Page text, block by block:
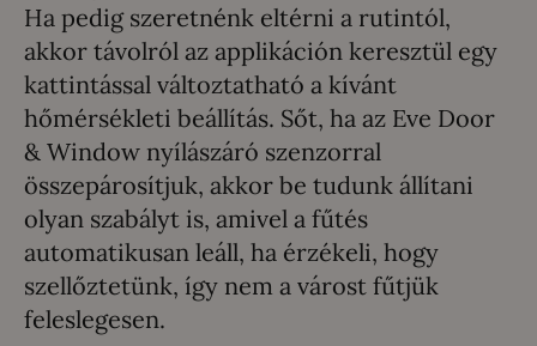
Ha pedig szeretnénk eltérni a rutintól,
akkor távolról az applikáción keresztül egy
kattintással változtatható a kívánt
hőmérsékleti beállítás. Sőt, ha az Eve Door
& Window nyílászáró szenzorral
összepárosítjuk, akkor be tudunk állítani
olyan szabályt is, amivel a fűtés
automatikusan leáll, ha érzékeli, hogy
szellőztetünk, így nem a várost fűtjük
feleslegesen.